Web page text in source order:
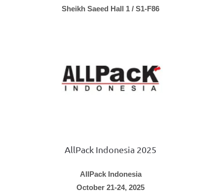
Sheikh Saeed Hall 1 / S1-F86
AllPack Indonesia 2025
AllPack Indonesia
October 21-24, 2025